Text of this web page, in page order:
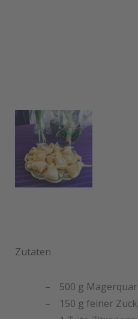
Zutaten
500 g
150 g feiner